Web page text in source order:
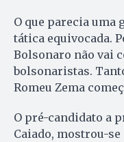
O que parecia uma
tática equivocada.
Bolsonaro não vai
bolsonaristas.
Romeu Zema
O pré-candidato a
Caiado, mostrou-